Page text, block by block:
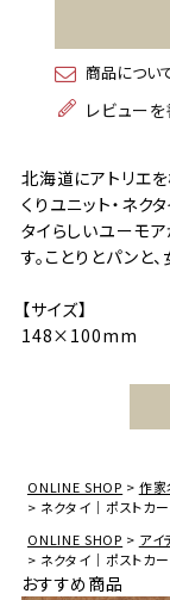
商品につい
レビューを
北海道にアトリエ
くりユニット・ネ
タイらしいユーモ
す。ことりとパンと
【サイズ】
148×100mm
ONLINE SHOP 作家
ネクタイ｜ポストカー
ONLINE SHOP
アイ
ネクタイ｜ポストカー
おすすめ商品